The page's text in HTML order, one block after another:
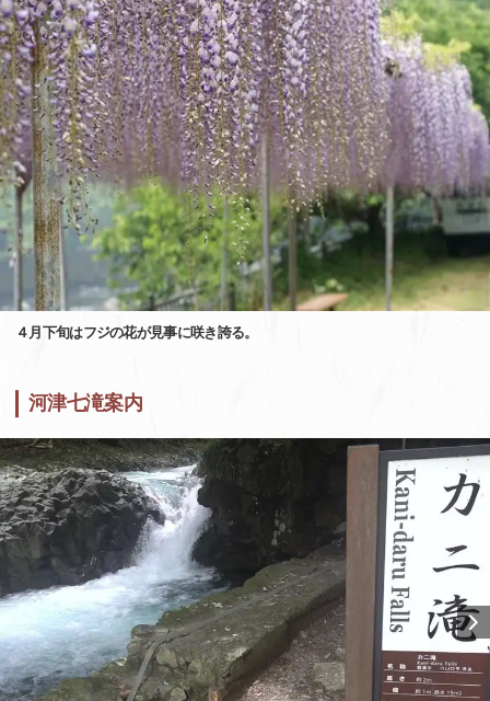
４月下旬はフジの花が見事に咲き誇る。
河津七滝案内